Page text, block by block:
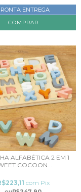
ENTREGA
ALFABÉTICA 2 EM 1
COCOON...
com Pix